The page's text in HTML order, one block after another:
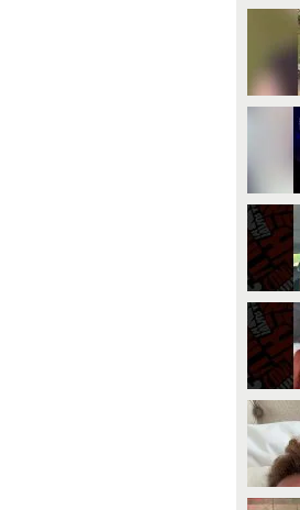
ballo di Rosalia, Giulia Stabile si è
altri. A volte è già dentro di noi".